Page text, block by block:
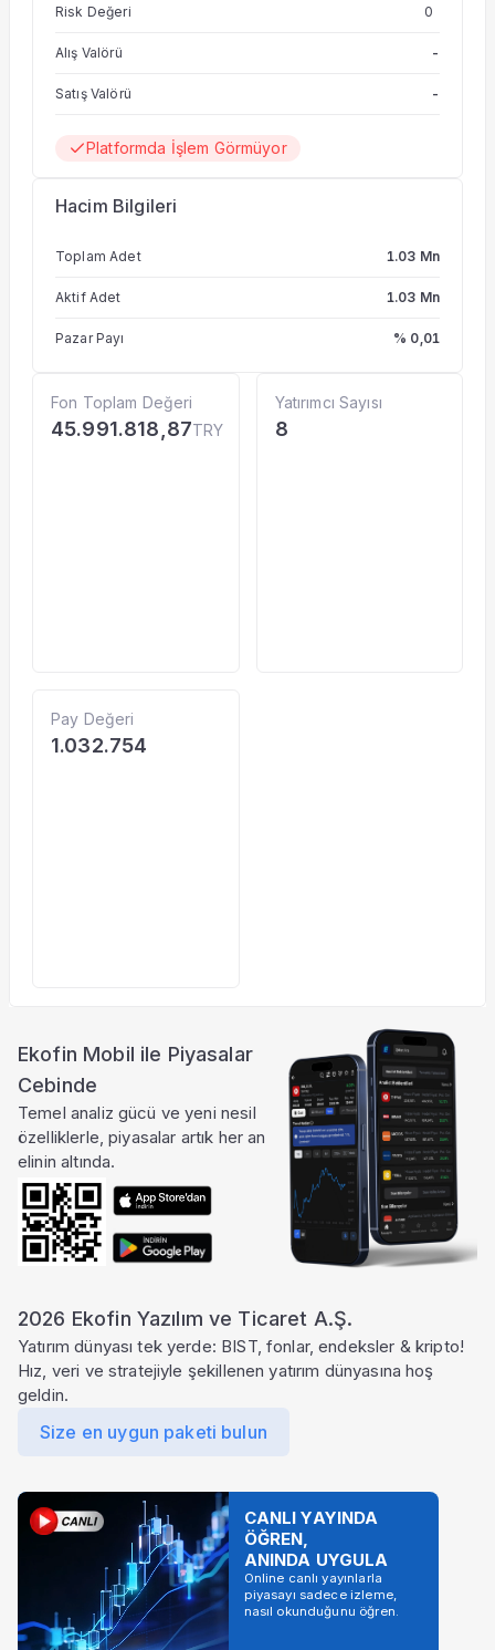
Risk Değeri 0
Alış Valörü -
Satış Valörü -
Platformda İşlem Görmüyor
Hacim Bilgileri
Toplam Adet 1.03 Mn
Aktif Adet 1.03 Mn
Pazar Payı % 0,01
Fon Toplam Değeri
45.991.818,87TRY
Yatırımcı Sayısı
8
Pay Değeri
1.032.754
Ekofin Mobil ile Piyasalar
Cebinde
Temel analiz gücü ve yeni nesil
özelliklerle, piyasalar artık her an
elinin altında.
2026 Ekofin Yazılım ve Ticaret A.Ş.
Yatırım dünyası tek yerde: BIST, fonlar, endeksler & kripto!
Hız, veri ve stratejiyle şekillenen yatırım dünyasına hoş
geldin.
Size en uygun paketi bulun
CANLI YAYINDA
ÖĞREN,
ANINDA UYGULA
Online canlı yayınlarla
piyasayı sadece izleme,
nasıl okunduğunu öğren.